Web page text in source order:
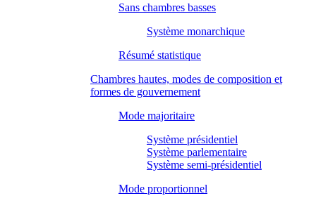
Sans chambres basses
Système monarchique
Résumé statistique
Chambres hautes, modes de composition et
formes de gouvernement
Mode majoritaire
Système présidentiel
Système parlementaire
Système semi-présidentiel
Mode proportionnel